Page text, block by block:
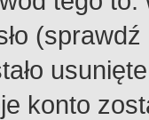
konto